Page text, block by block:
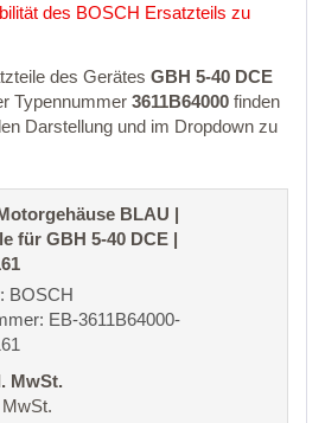
des BOSCH Ersatzteils zu
des Gerätes GBH 5-40 DCE
Typennummer 3611B64000 finden
Darstellung und im Dropdown zu
BLAU |
für GBH 5-40 DCE |
BOSCH
EB-3611B64000-
MwSt.